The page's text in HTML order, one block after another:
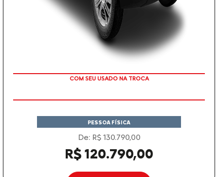
TAXA ZERO
PESSOA FÍSICA
De: R$ 130.790,00
R$ 120.790,00